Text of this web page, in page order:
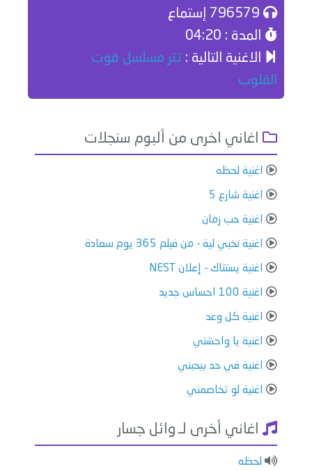
المدة : 04:20
الاغنية التالية : تتر مسلسل قوت
القلوب
اغاني اخرى من ألبوم سنجلات
اغنية لحظه
اغنية شارع 5
اغنية حب زمان
اغنية نخبي لية - من فيلم 365 يوم سعادة
اغنية يستناك - إعلان NEST
اغنية 100 احساس جديد
اغنية كل وعد
اغنية يا واحشني
اغنية في حد بيحبني
اغنية لو تخاصمني
اغاني أخرى لـ وائل جسار
لحظه